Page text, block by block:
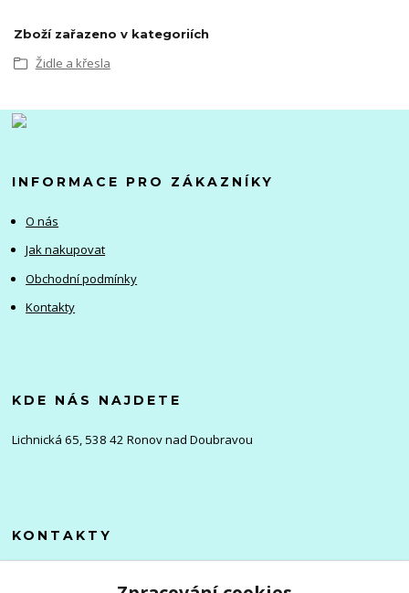
Zboží zařazeno v kategoriích
Židle a křesla
INFORMACE PRO ZÁKAZNÍKY
O nás
Jak nakupovat
Obchodní podmínky
Kontakty
KDE NÁS NAJDETE
Lichnická 65, 538 42 Ronov nad Doubravou
KONTAKTY